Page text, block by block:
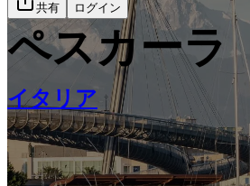
共有 ログイン
ペスカーラ
イタリア